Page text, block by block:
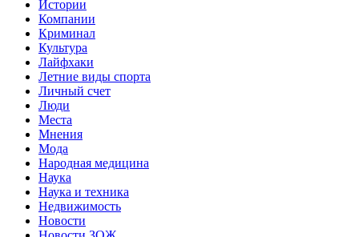
Истории
Компании
Криминал
Культура
Лайфхаки
Летние виды спорта
Личный счет
Люди
Места
Мнения
Мода
Народная медицина
Наука
Наука и техника
Недвижимость
Новости